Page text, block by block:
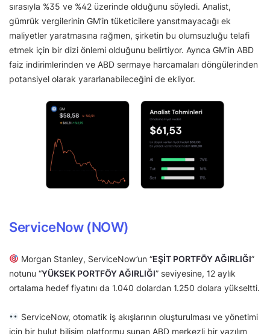
sırasıyla %35 ve %42 üzerinde olduğunu söyledi. Analist,
gümrük vergilerinin GM’in tüketicilere yansıtmayacağı ek
maliyetler yaratmasına rağmen, şirketin bu olumsuzluğu telafi
etmek için bir dizi önlemi olduğunu belirtiyor. Ayrıca GM’in ABD
faiz indirimlerinden ve ABD sermaye harcamaları döngülerinden
potansiyel olarak yararlanabileceğini de ekliyor.
ServiceNow (NOW)
Morgan Stanley, ServiceNow’un “EŞİT PORTFÖY AĞIRLIĞI”
notunu “YÜKSEK PORTFÖY AĞIRLIĞI” seviyesine, 12 aylık
ortalama hedef fiyatını da 1.040 dolardan 1.250 dolara yükseltti.
ServiceNow, otomatik iş akışlarının oluşturulması ve yönetimi
için bir bulut bilişim platformu sunan ABD merkezli bir yazılım